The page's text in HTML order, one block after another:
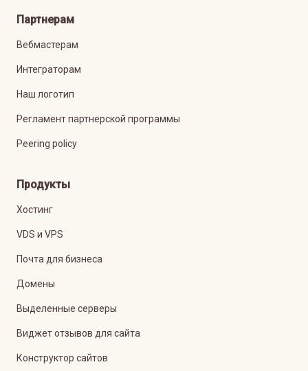
Партнерам
Вебмастерам
Интеграторам
Наш логотип
Регламент партнерской программы
Peering policy
Продукты
Хостинг
VDS и VPS
Почта для бизнеса
Домены
Выделенные серверы
Виджет отзывов для сайта
Конструктор сайтов